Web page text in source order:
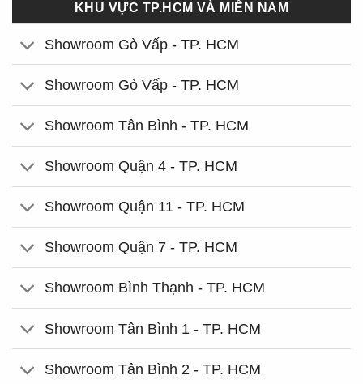
KHU VỰC TP.HCM VÀ MIỀN NAM
Showroom Gò Vấp - TP. HCM
Showroom Gò Vấp - TP. HCM
Showroom Tân Bình - TP. HCM
Showroom Quận 4 - TP. HCM
Showroom Quận 11 - TP. HCM
Showroom Quận 7 - TP. HCM
Showroom Bình Thạnh - TP. HCM
Showroom Tân Bình 1 - TP. HCM
Showroom Tân Bình 2 - TP. HCM